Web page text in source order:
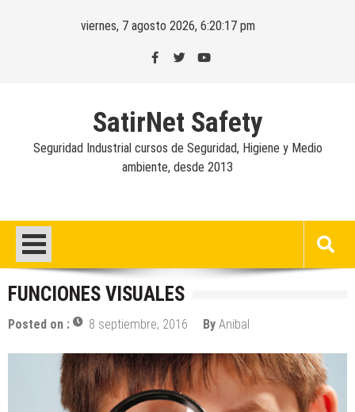
viernes, 7 agosto 2026, 6:20:18 pm
SatirNet Safety
Seguridad Industrial cursos de Seguridad, Higiene y Medio
ambiente, desde 2013
FUNCIONES VISUALES
Posted on : 8 septiembre, 2016 By Anibal